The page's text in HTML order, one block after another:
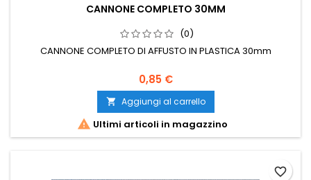
CANNONE COMPLETO 30MM
(0)
CANNONE COMPLETO DI AFFUSTO IN PLASTICA 30mm
0,85 €
 Aggiungi al carrello
 Ultimi articoli in magazzino
favorite_border